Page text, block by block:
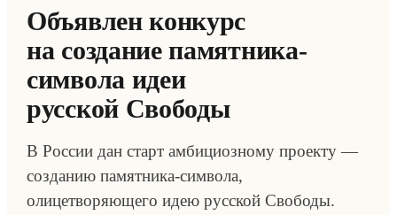
Объявлен конкурс
на создание памятника-
символа идеи
русской Свободы
В России дан старт амбициозному проекту —
созданию памятника-символа,
олицетворяющего идею русской Свободы.